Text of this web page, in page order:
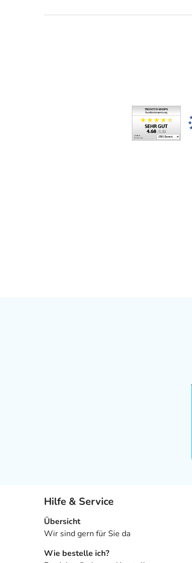
Hilfe & Service
Übersicht
Wir sind gern für Sie da
Wie bestelle ich?